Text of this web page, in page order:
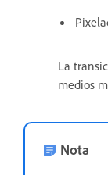
La
medios
Nota